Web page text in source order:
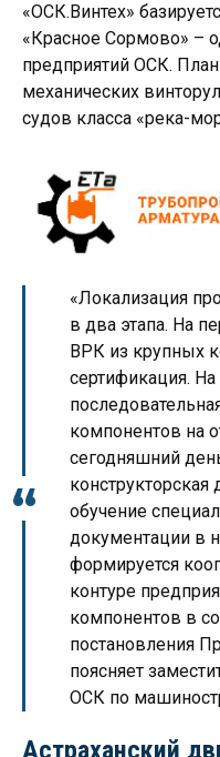
«ОСК.Винтех»
«Красное Сормово» –
предприятий ОСК.
механических
судов класса «река-
«Локализация
в два этапа. На
ВРК из крупных
сертификация.
компонентов на
сегодняшний
конструкторская
обучение
документации в
формируется
контуре
компонентов в
постановления
поясняет
ОСК по
Астраханский